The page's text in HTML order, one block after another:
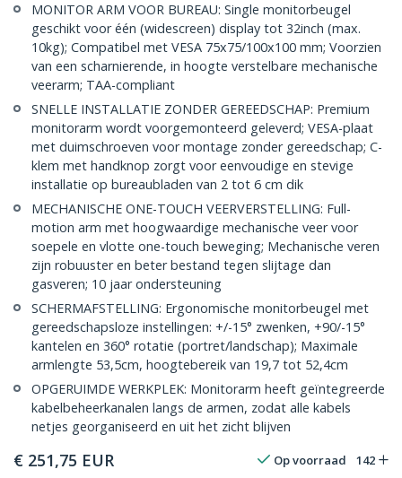
MONITOR ARM VOOR BUREAU: Single monitorbeugel
geschikt voor één (widescreen) display tot 32inch (max.
10kg); Compatibel met VESA 75x75/100x100 mm; Voorzien
van een scharnierende, in hoogte verstelbare mechanische
veerarm; TAA-compliant
SNELLE INSTALLATIE ZONDER GEREEDSCHAP: Premium
monitorarm wordt voorgemonteerd geleverd; VESA-plaat
met duimschroeven voor montage zonder gereedschap; C-
klem met handknop zorgt voor eenvoudige en stevige
installatie op bureaubladen van 2 tot 6 cm dik
MECHANISCHE ONE-TOUCH VEERVERSTELLING: Full-
motion arm met hoogwaardige mechanische veer voor
soepele en vlotte one-touch beweging; Mechanische veren
zijn robuuster en beter bestand tegen slijtage dan
gasveren; 10 jaar ondersteuning
SCHERMAFSTELLING: Ergonomische monitorbeugel met
gereedschapsloze instellingen: +/-15° zwenken, +90/-15°
kantelen en 360° rotatie (portret/landschap); Maximale
armlengte 53,5cm, hoogtebereik van 19,7 tot 52,4cm
OPGERUIMDE WERKPLEK: Monitorarm heeft geïntegreerde
kabelbeheerkanalen langs de armen, zodat alle kabels
netjes georganiseerd en uit het zicht blijven
€ 251,75 EUR Op voorraad 142